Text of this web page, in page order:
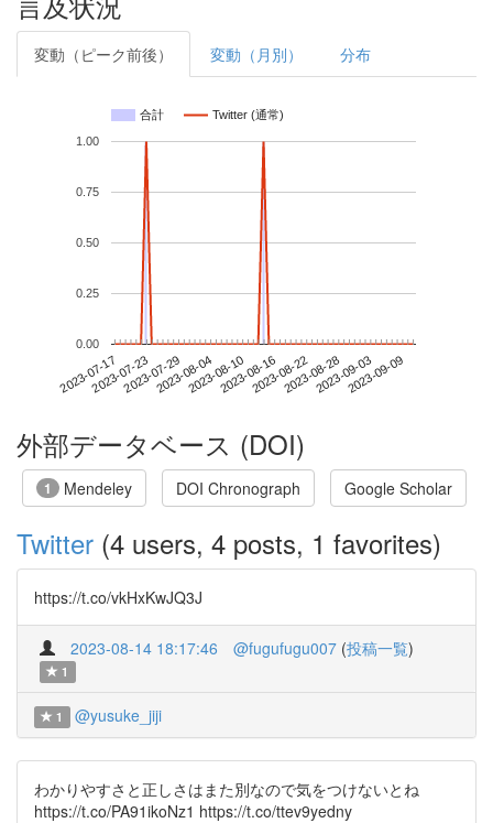
変動（ピーク前後） 変動（月別） 分布
合計 Twitter (通常)
2023-07-172023-07-232023-07-292023-08-042023-08-102023-08-162023-08-222023-08-282023-09-032023-09-09
0.00
0.25
0.50
0.75
1.00
外部データベース (DOI)
1 Mendeley DOI Chronograph Google Scholar
Twitter (4 users, 4 posts, 1 favorites)
https://t.co/vkHxKwJQ3J
2023-08-14 18:17:46 @fugufugu007 (投稿一覧)
1
1 @yusuke_jiji
わかりやすさと正しさはまた別なので気をつけないとね
https://t.co/PA91ikoNz1 https://t.co/ttev9yedny